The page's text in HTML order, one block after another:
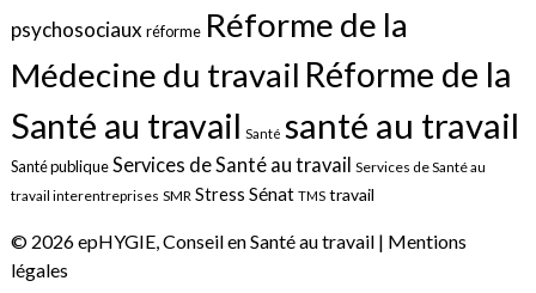
psychosociauxréforme Réforme de la
Médecine du travail Réforme de la
Santé au travail Santé santé au travail
Santé publiqueServices de Santé au travail Services de Santé au
travail interentreprises SMR Stress Sénat TMS travail
© 2026 epHYGIE, Conseil en Santé au travail | Mentions
légales